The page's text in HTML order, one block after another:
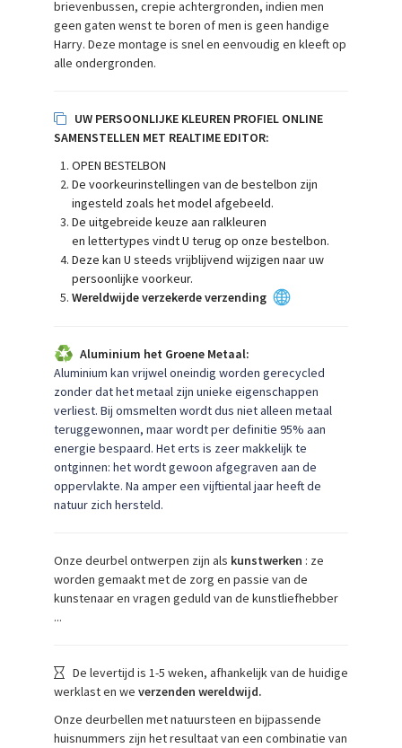
brievenbussen, crepie achtergronden, indien men
geen gaten wenst te boren of men is geen handige
Harry. Deze montage is snel en eenvoudig en kleeft op
alle ondergronden.
UW PERSOONLIJKE KLEUREN PROFIEL ONLINE
SAMENSTELLEN MET REALTIME EDITOR:
OPEN BESTELBON
De voorkeurinstellingen van de bestelbon zijn
ingesteld zoals het model afgebeeld.
De uitgebreide keuze aan ralkleuren
en lettertypes vindt U terug op onze bestelbon.
Deze kan U steeds vrijblijvend wijzigen naar uw
persoonlijke voorkeur.
Wereldwijde verzekerde verzending
Aluminium het Groene Metaal:
Aluminium kan vrijwel oneindig worden gerecycled
zonder dat het metaal zijn unieke eigenschappen
verliest. Bij omsmelten wordt dus niet alleen metaal
teruggewonnen, maar wordt per definitie 95% aan
energie bespaard. Het erts is zeer makkelijk te
ontginnen: het wordt gewoon afgegraven aan de
oppervlakte. Na amper een vijftiental jaar heeft de
natuur zich hersteld.
Onze deurbel ontwerpen zijn als kunstwerken : ze
worden gemaakt met de zorg en passie van de
kunstenaar en vragen geduld van de kunstliefhebber
...
De levertijd is 1-5 weken, afhankelijk van de huidige
werklast en we verzenden wereldwijd.
Onze deurbellen met natuursteen en bijpassende
huisnummers zijn het resultaat van een combinatie van